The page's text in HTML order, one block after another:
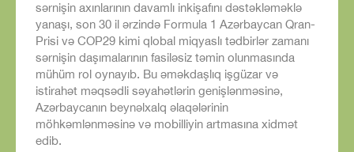
sərnişin axınlarının davamlı inkişafını dəstəkləməklə
yanaşı, son 30 il ərzində Formula 1 Azərbaycan Qran-
Prisi və COP29 kimi qlobal miqyaslı tədbirlər zamanı
sərnişin daşımalarının fasiləsiz təmin olunmasında
mühüm rol oynayıb. Bu əməkdaşlıq işgüzar və
istirahət məqsədli səyahətlərin genişlənməsinə,
Azərbaycanın beynəlxalq əlaqələrinin
möhkəmlənməsinə və mobilliyin artmasına xidmət
edib.